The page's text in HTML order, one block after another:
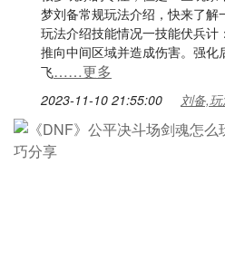
梦刘备常规玩法介绍，快来了
玩法介绍技能情况一技能伏兵
推向中间区域并造成伤害。强
飞……更多
2023-11-10 21:55:00 刘备,